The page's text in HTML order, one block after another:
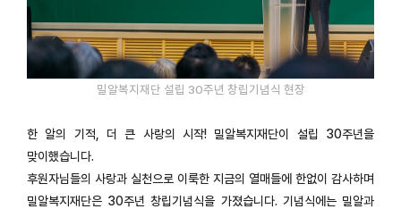
밀알복지재단 설립 30주년 창립기념식 현장
한 알의 기적, 더 큰 사랑의 시작! 밀알복지재단이 설립 30주년을
맞이했습니다.
후원자님들의 사랑과 실천으로 이룩한 지금의 열매들에 한없이 감사하며
밀알복지재단은 30주년 창립기념식을 가졌습니다. 기념식에는 밀알과